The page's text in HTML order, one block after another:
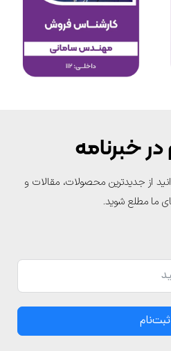
خبرنامه
از جدیدترین محصولات، مقالات و
مطلع شوید.